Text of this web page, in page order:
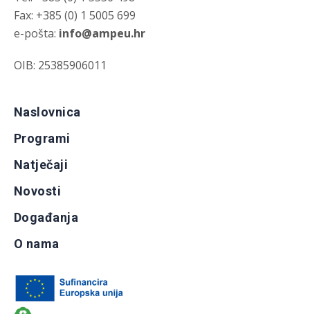
Fax: +385 (0) 1 5005 699
e-pošta: info@ampeu.hr
OIB: 25385906011
Naslovnica
Programi
Natječaji
Novosti
Događanja
O nama